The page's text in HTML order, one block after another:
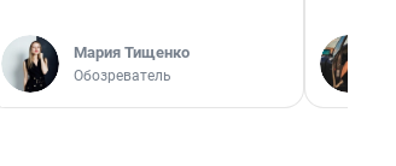
Мария Тищенко
Обозреватель